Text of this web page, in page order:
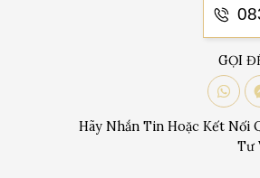
GỌI
Hãy Nhắn Tin Hoặc Kết Nối
Tư